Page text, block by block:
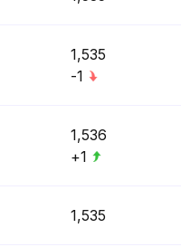
1,535
-1
1,536
+1
1,535